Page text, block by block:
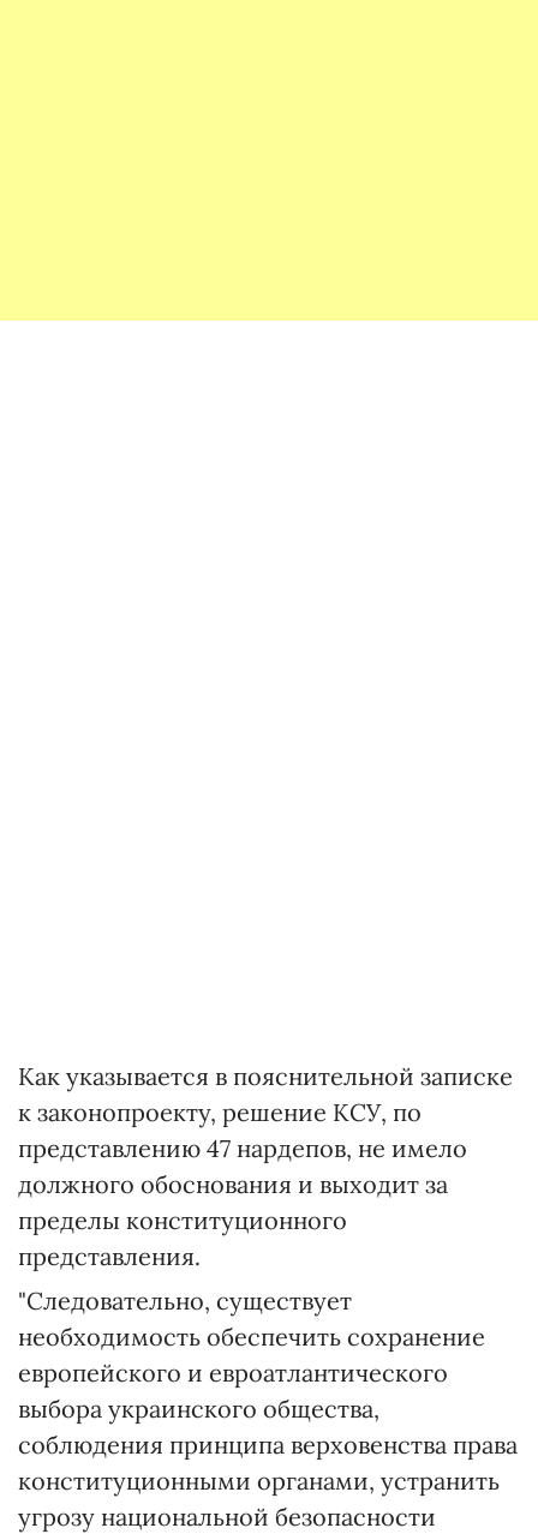
Как указывается в пояснительной записке
к законопроекту, решение КСУ, по
представлению 47 нардепов, не имело
должного обоснования и выходит за
пределы конституционного
представления.
"Следовательно, существует
необходимость обеспечить сохранение
европейского и евроатлантического
выбора украинского общества,
соблюдения принципа верховенства права
конституционными органами, устранить
угрозу национальной безопасности